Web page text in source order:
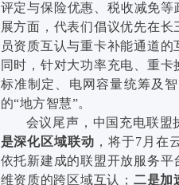
评定与保险优惠、税收减免
展方面，代表们倡议优先在
员资质互认与重卡补能通道
同时，针对大功率充电、重
标准制定、电网容量统筹及
的“地方智慧”。
会议尾声，中国充电联盟
是深化区域联动 ，将于7月在
依托新建成的联盟开放服务
维资质的跨区域互认； 二是加